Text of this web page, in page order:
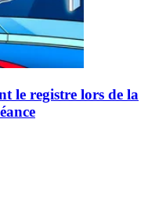
le registre lors de la